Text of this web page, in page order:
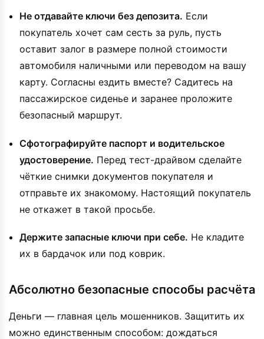
Не отдавайте ключи без депозита. Если
покупатель хочет сам сесть за руль, пусть
оставит залог в размере полной стоимости
автомобиля наличными или переводом на вашу
карту. Согласны ездить вместе? Садитесь на
пассажирское сиденье и заранее проложите
безопасный маршрут.
Сфотографируйте паспорт и водительское
удостоверение. Перед тест-драйвом сделайте
чёткие снимки документов покупателя и
отправьте их знакомому. Настоящий покупатель
не откажет в такой просьбе.
Держите запасные ключи при себе. Не кладите
их в бардачок или под коврик.
Абсолютно безопасные способы расчёта
Деньги — главная цель мошенников. Защитить их
можно единственным способом: дождаться